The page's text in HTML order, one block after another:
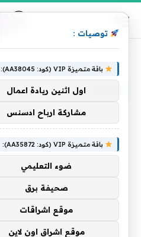
توصيات :
باقة متميزة VIP (كود: AA38045):
اول اثنين ريادة اعمال
مشاركة ارباح ادسنس
باقة متميزة VIP (كود: AA35872):
ضوء التعليمي
صحيفة برق
موقع اشراقات
موقع اشراق اون لاين